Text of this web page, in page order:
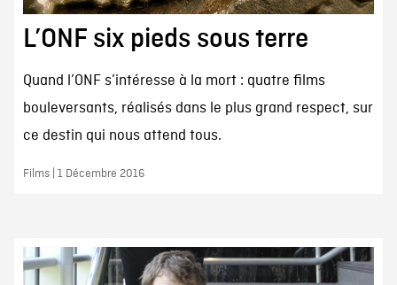
L’ONF six pieds sous terre
Quand l’ONF s’intéresse à la mort : quatre films
bouleversants, réalisés dans le plus grand respect, sur
ce destin qui nous attend tous.
Films | 1 Décembre 2016